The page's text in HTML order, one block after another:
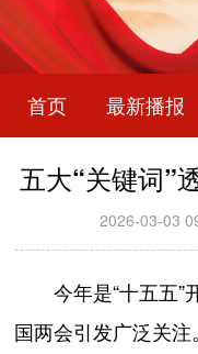
首页 最新播报
五大“关键词”
2026-03-03
今年是“十五五”
国两会引发广泛关注